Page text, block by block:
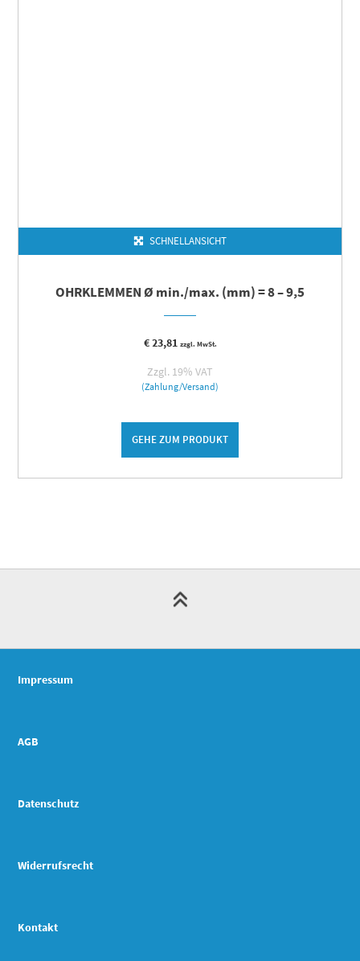
SCHNELLANSICHT
OHRKLEMMEN Ø min./max. (mm) = 8 – 9,5
€23,81 zzgl. MwSt.
Zzgl. 19% VAT
(Zahlung/Versand)
GEHE ZUM PRODUKT
Impressum
AGB
Datenschutz
Widerrufsrecht
Kontakt